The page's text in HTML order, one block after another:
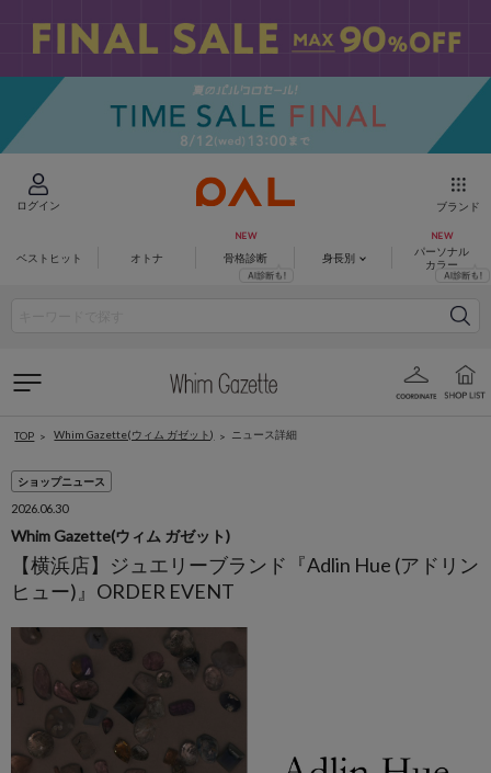
ログイン ブランド
ベストヒット オトナ 骨格診断 身長別
パーソナル
カラー
TOP Whim Gazette(ウィム ガゼット) ニュース詳細
ショップニュース
2026.06.30
Whim Gazette(ウィム ガゼット)
【横浜店】ジュエリーブランド『Adlin Hue (アドリン
ヒュー)』ORDER EVENT